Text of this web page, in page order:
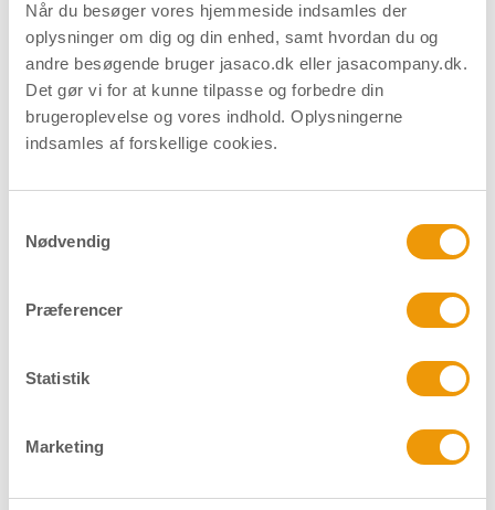
Når du besøger vores hjemmeside indsamles der
oplysninger om dig og din enhed, samt hvordan du og
andre besøgende bruger jasaco.dk eller jasacompany.dk.
Det gør vi for at kunne tilpasse og forbedre din
brugeroplevelse og vores indhold. Oplysningerne
indsamles af forskellige cookies.
Nødvendig
Præferencer
Statistik
Marketing
Download datablad Find forhandler
Relaterede produkter